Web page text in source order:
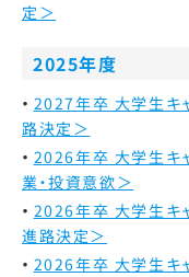
定＞
2025年度
2027年卒 大学生キ
路決定＞
2026年卒 大学生キ
業・投資意欲＞
2026年卒 大学生キ
進路決定＞
2026年卒 大学生キ